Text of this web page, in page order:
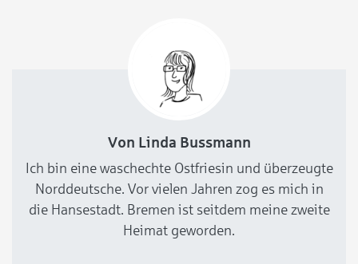
Von Linda Bussmann
Ich bin eine waschechte Ostfriesin und überzeugte
Norddeutsche. Vor vielen Jahren zog es mich in
die Hansestadt. Bremen ist seitdem meine zweite
Heimat geworden.